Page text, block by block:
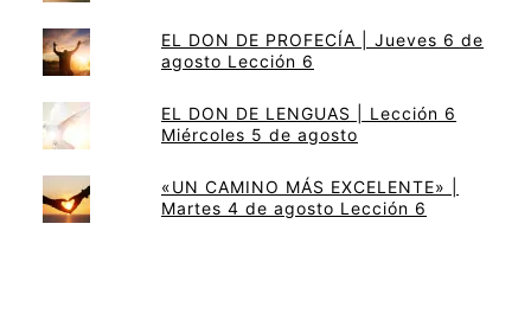
EL DON DE PROFECÍA | Jueves 6 de
agosto Lección 6
EL DON DE LENGUAS | Lección 6
Miércoles 5 de agosto
«UN CAMINO MÁS EXCELENTE» |
Martes 4 de agosto Lección 6